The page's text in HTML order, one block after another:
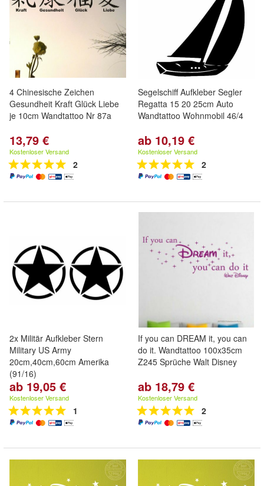
4 Chinesische Zeichen
Gesundheit Kraft Glück Liebe
je 10cm Wandtattoo Nr 87a
13,79 €
Kostenloser Versand
2
Segelschiff Aufkleber Segler
Regatta 15 20 25cm Auto
Wandtattoo Wohnmobil 46/4
ab 10,19 €
Kostenloser Versand
2
2x Militär Aufkleber Stern
Military US Army
20cm,40cm,60cm Amerika
(91/16)
ab 19,05 €
Kostenloser Versand
1
If you can DREAM it, you can
do it. Wandtattoo 100x35cm
Z245 Sprüche Walt Disney
ab 18,79 €
Kostenloser Versand
2